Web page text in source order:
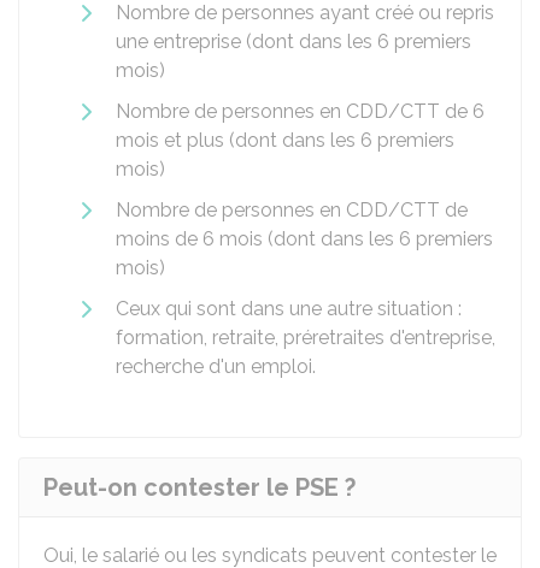
Nombre de personnes ayant créé ou repris
une entreprise (dont dans les 6 premiers
mois)
Nombre de personnes en CDD/CTT de 6
mois et plus (dont dans les 6 premiers
mois)
Nombre de personnes en CDD/CTT de
moins de 6 mois (dont dans les 6 premiers
mois)
Ceux qui sont dans une autre situation :
formation, retraite, préretraites d'entreprise,
recherche d'un emploi.
Peut-on contester le PSE ?
Oui, le salarié ou les syndicats peuvent contester le